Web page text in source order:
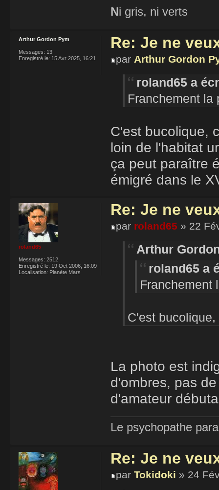
Ni gris, ni verts
Re: Je ne
par Arthur Gordon
roland65 a
Franchement la
C'est bucolique,
loin de l'habitat
ça peut paraître
émigré dans le
Arthur Gordon Pym
Messages: 13
Enregistré le: 15 Avr 2025, 16:21
Re: Je ne
par roland65 » 22
Arthur
roland65 a
Franchement
C'est
La photo est
d'ombres, pas
d'amateur
Le psychopathe
roland65
Messages: 2512
Enregistré le: 19 Oct 2006, 16:09
Localisation: Planète Mars
Re: Je ne
par Tokidoki » 24